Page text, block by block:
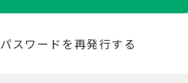
パスワードを再発行する